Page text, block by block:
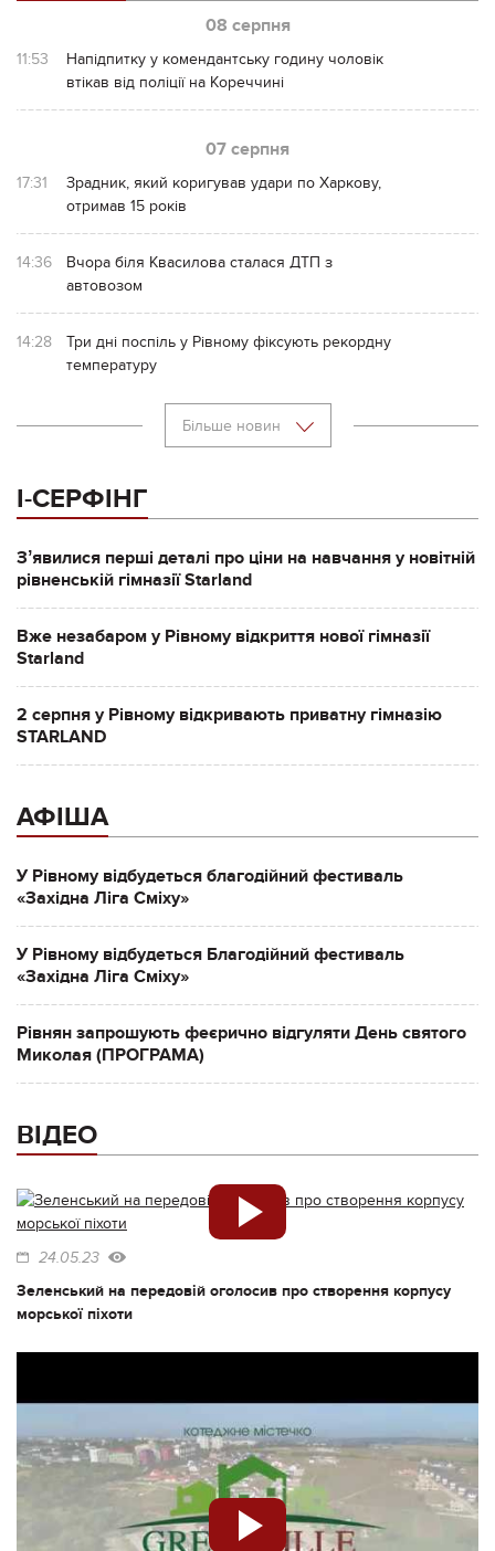
08 серпня
11:53
Напідпитку у комендантську годину чоловік
втікав від поліції на Кореччині
07 серпня
17:31
Зрадник, який коригував удари по Харкову,
отримав 15 років
14:36
Вчора біля Квасилова сталася ДТП з
автовозом
14:28
Три дні поспіль у Рівному фіксують рекордну
температуру
Більше новин
І-СЕРФІНГ
Зʼявилися перші деталі про ціни на навчання у новітній
рівненській гімназії Starland
Вже незабаром у Рівному відкриття нової гімназії
Starland
2 серпня у Рівному відкривають приватну гімназію
STARLAND
АФІША
У Рівному відбудеться благодійний фестиваль
«Західна Ліга Сміху»
У Рівному відбудеться Благодійний фестиваль
«Західна Ліга Сміху»
Рівнян запрошують феєрично відгуляти День святого
Миколая (ПРОГРАМА)
ВІДЕО
24.05.23
Зеленський на передовій оголосив про створення корпусу
морської піхоти